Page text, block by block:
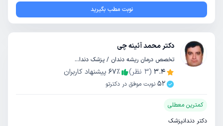
نوبت مطب بگیرید
دکتر محمد آئینه چی
تخصص درمان ریشه دندان / پزشک دندانپزشک
3.4
(
3 نظر) 67٪
پیشنهاد کاربران
52 نوبت موفق در دکترتو
کمترین معطلی
دکتر دندانپزشک